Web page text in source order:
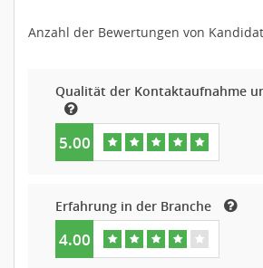
Anzahl der Bewertungen von
Qualität der Kontaktaufnahme
5.00
Erfahrung in der Branche
4.00